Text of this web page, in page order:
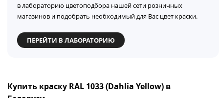
в лабораторию цветоподбора нашей сети розничных
магазинов и подобрать необходимый для Вас цвет краски.
ПЕРЕЙТИ В ЛАБОРАТОРИЮ
Купить краску RAL 1033 (Dahlia Yellow) в